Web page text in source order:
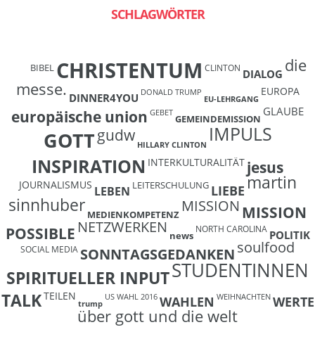
SCHLAGWÖRTER
BIBEL CHRISTENTUM CLINTON DIALOG die
messe. DINNER4YOU DONALD TRUMP
EU-LEHRGANG
EUROPA
europäische union GEBET GEMEINDEMISSION
GLAUBE
GOTTgudw HILLARY CLINTON IMPULS
INSPIRATION INTERKULTURALITÄT jesus
JOURNALISMUS LEBEN LEITERSCHULUNG LIEBEmartin
sinnhuber MEDIENKOMPETENZ MISSION MISSION
POSSIBLE NETZWERKEN news
NORTH CAROLINA POLITIK
SOCIAL MEDIA SONNTAGSGEDANKENsoulfood
SPIRITUELLER INPUTSTUDENTINNEN
TALKTEILEN
trump
US WAHL 2016 WAHLEN WEIHNACHTEN WERTE
über gott und die welt